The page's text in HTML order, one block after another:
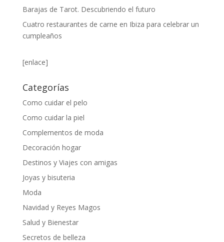
Barajas de Tarot. Descubriendo el futuro
Cuatro restaurantes de carne en Ibiza para celebrar un
cumpleaños
[enlace]
Categorías
Como cuidar el pelo
Como cuidar la piel
Complementos de moda
Decoración hogar
Destinos y Viajes con amigas
Joyas y bisuteria
Moda
Navidad y Reyes Magos
Salud y Bienestar
Secretos de belleza